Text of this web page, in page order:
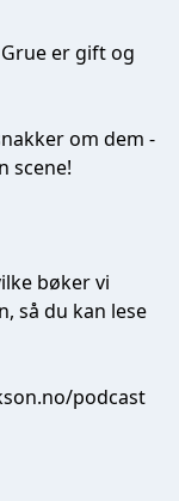
er gift og
om dem -
scene!
bøker vi
så du kan lese
podcast